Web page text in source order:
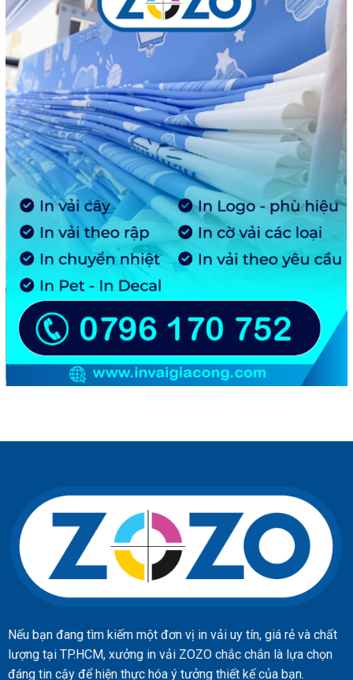
Nếu bạn đang tìm kiếm một đơn vị in vải uy tín, giá rẻ và chất
lượng tại TP.HCM, xưởng in vải ZOZO chắc chắn là lựa chọn
đáng tin cậy để hiện thực hóa ý tưởng thiết kế của bạn.